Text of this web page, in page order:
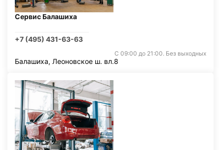
Сервис Балашиха
+7 (495) 431-63-63
С 09:00 до 21:00. Без выходных
Балашиха, Леоновское ш. вл.8